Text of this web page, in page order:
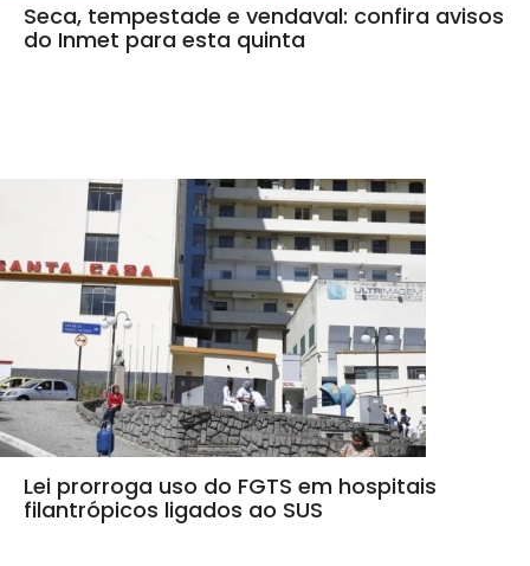
Seca, tempestade e vendaval: confira avisos
do Inmet para esta quinta
Lei prorroga uso do FGTS em hospitais
filantrópicos ligados ao SUS